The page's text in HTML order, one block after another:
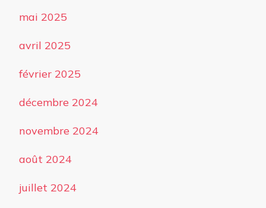
mai 2025
avril 2025
février 2025
décembre 2024
novembre 2024
août 2024
juillet 2024